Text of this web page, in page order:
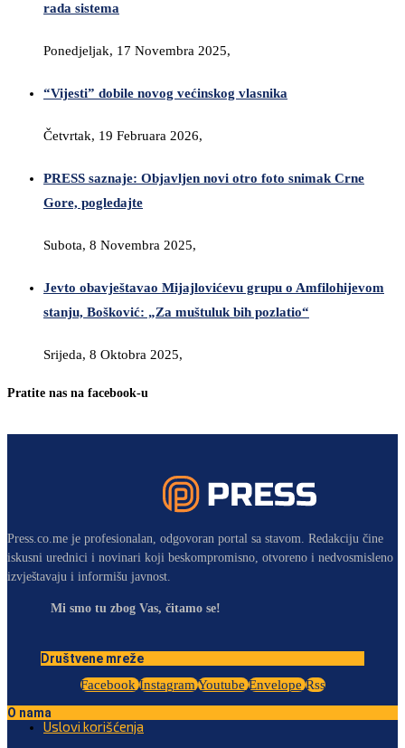
rada sistema
Ponedjeljak, 17 Novembra 2025,
“Vijesti” dobile novog većinskog vlasnika
Četvrtak, 19 Februara 2026,
PRESS saznaje: Objavljen novi otro foto snimak Crne
Gore, pogledajte
Subota, 8 Novembra 2025,
Jevto obavještavao Mijajlovićevu grupu o Amfilohijevom
stanju, Bošković: „Za muštuluk bih pozlatio“
Srijeda, 8 Oktobra 2025,
Pratite nas na facebook-u
Press.co.me je profesionalan, odgovoran portal sa stavom. Redakciju čine
iskusni urednici i novinari koji beskompromisno, otvoreno i nedvosmisleno
izvještavaju i informišu javnost.
Mi smo tu zbog Vas, čitamo se!
Društvene mreže
Facebook Instagram Youtube Envelope Rss
O nama
Uslovi korišćenja